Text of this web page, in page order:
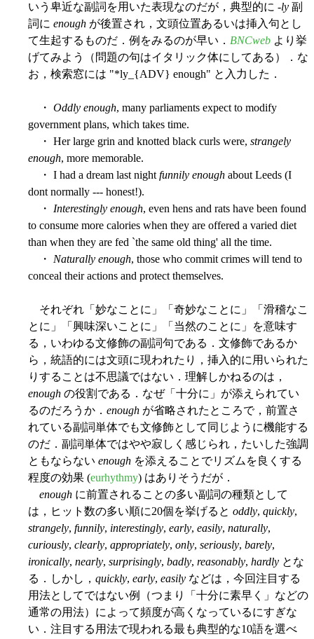
いう卑近な副詞を用いた表現なのだが，典型的に -ly 副
詞に enough が後置され，文頭位置あるいは挿入句とし
て生起するものだ．例をみるのが早い． BNCweb より挙
げてみよう（問題の句はイタリック体にしてある）．な
お，検索窓には "*ly_{ADV} enough" と入力した．
・ Oddly enough, many parliaments expect to modify
government plans, which takes time.
・ Her large grin and knotted black curls were, strangely
enough, more memorable.
・ I had a dream last nightfunnily enough about Leeds (I
dont normally --- honest!).
・ Interestingly enough, even hens and rats have been found
to consume more calories when they are offered a varied diet
than when they are fed `the same old thing' all the time.
・ Naturally enough, those who commit crimes will tend to
conceal their actions and protect themselves.
それぞれ「妙なことに」「奇妙なことに」「滑稽なこ
とに」「興味深いことに」「当然のことに」を意味す
る，いわゆる文修飾の副詞句である．文修飾であるか
ら，統語的には文頭に現われたり，挿入的に用いられた
りすることは不思議ではない．理解しかねるのは，
enough の役割である．なぜ「十分に」が添えられてい
るのだろうか． enough が省略されたところで，前置さ
れている副詞単体でも文修飾として同じように機能する
のだ．副詞単体ではやや寂しく感じられ，たいした強調
ともならない enough を添えることでリズムを良くする
程度の効果 (eurhythmy) はありそうだが．
enough に前置されることの多い副詞の種類として
は，ヒット数の多い順に20個を挙げると oddly, quickly,
strangely, funnily, interestingly, early, easily, naturally,
curiously, clearly, appropriately, only, seriously, barely,
ironically, nearly, surprisingly, badly, reasonably, hardly とな
る．しかし， quickly, early, easily などは，今回注目する
用法としてではない例（つまり「十分に素早く」などの
通常の用法）によって頻度が高くなっているにすぎな
い．注目する用法で現われる最も典型的な10語を選べ